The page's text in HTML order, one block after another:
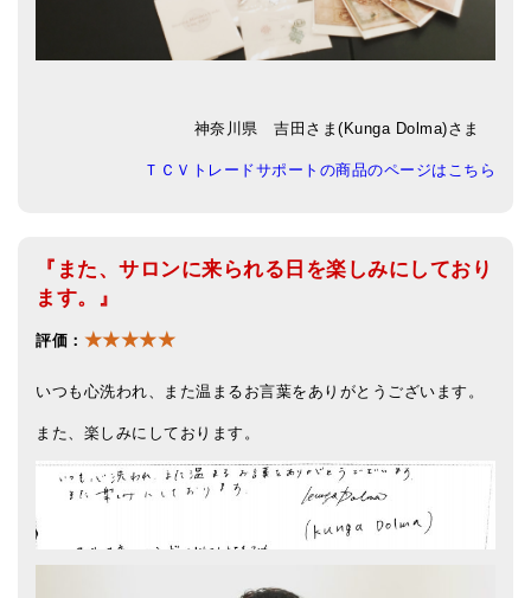
神奈川県 吉田さま(Kunga Dolma)さま
ＴＣＶトレードサポートの商品のページはこちら
『また、サロンに来られる日を楽しみにしており
ます。』
評価： ★★★★★
いつも心洗われ、また温まるお言葉をありがとうございます。
また、楽しみにしております。